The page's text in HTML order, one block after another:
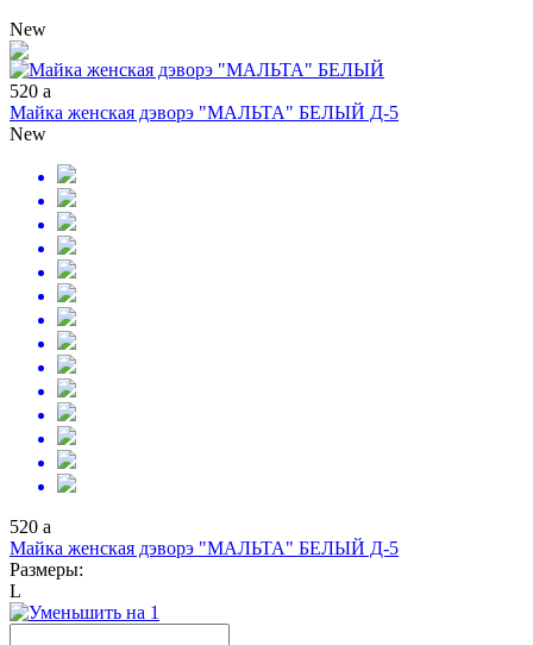
New
520 a
Майка женская дэворэ "МАЛЬТА" БЕЛЫЙ Д-5
New
520 a
Майка женская дэворэ "МАЛЬТА" БЕЛЫЙ Д-5
Размеры:
L